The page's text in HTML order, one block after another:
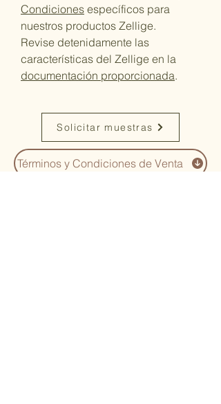
Condiciones específicos para
nuestros productos Zellige.
Revise detenidamente las
características del Zellige en la
documentación proporcionada.
Solicitar muestras
Términos y Condiciones de Venta